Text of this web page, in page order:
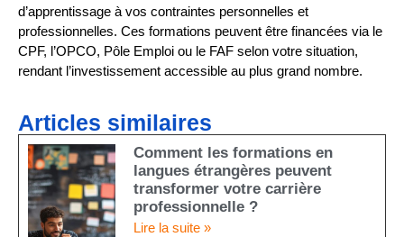
d’apprentissage à vos contraintes personnelles et
professionnelles. Ces formations peuvent être financées via le
CPF, l’OPCO, Pôle Emploi ou le FAF selon votre situation,
rendant l’investissement accessible au plus grand nombre.
Articles similaires
Comment les formations en
langues étrangères peuvent
transformer votre carrière
professionnelle ?
Lire la suite »